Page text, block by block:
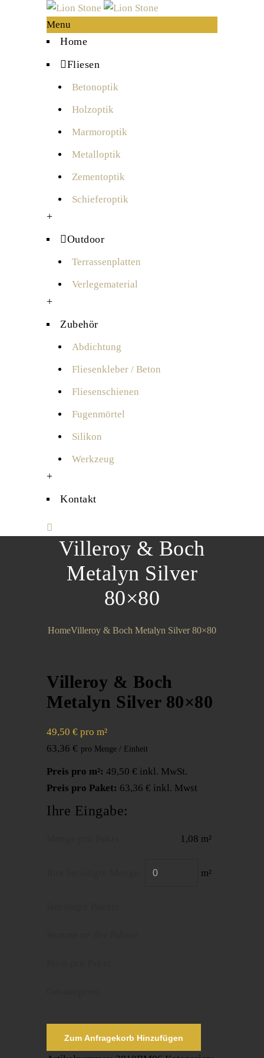
Menu
Home
Fliesen
Betonoptik
Holzoptik
Marmoroptik
Metalloptik
Zementoptik
Schieferoptik
+
Outdoor
Terrassenplatten
Verlegematerial
+
Zubehör
Abdichtung
Fliesenkleber / Beton
Fliesenschienen
Fugenmörtel
Silikon
Werkzeug
+
Kontakt
Villeroy & Boch
Metalyn Silver
80×80
HomeVilleroy & Boch Metalyn Silver 80×80
Villeroy & Boch
Metalyn Silver 80×80
49,50 € pro m²
63,36 €
Preis pro m²: 49,50 € inkl. MwSt.
Preis pro Paket: 63,36 € inkl. Mwst
Ihre Eingabe:
1,08 m²
m²
Zum Anfragekorb Hinzufügen